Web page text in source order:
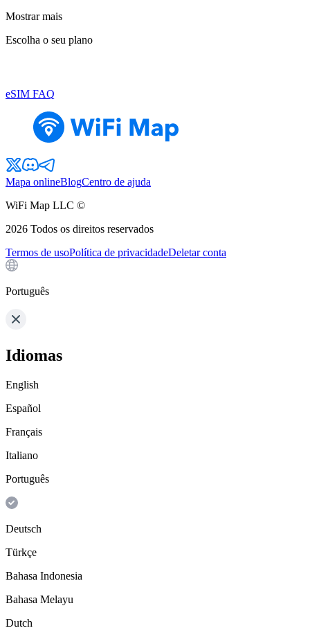
Mostrar mais
Escolha o seu plano
eSIM FAQ
Mapa onlineBlogCentro de ajuda
WiFi Map LLC ©
2026 Todos os direitos reservados
Termos de usoPolítica de privacidadeDeletar conta
Português
Idiomas
English
Español
Français
Italiano
Português
Deutsch
Türkçe
Bahasa Indonesia
Bahasa Melayu
Dutch